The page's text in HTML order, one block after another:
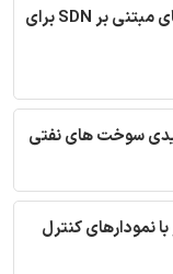
ترجمه مقاله امنیت انتقال داده های مبتنی بر SDN برای
سوخت های نفتی
نمودارهای کنترل